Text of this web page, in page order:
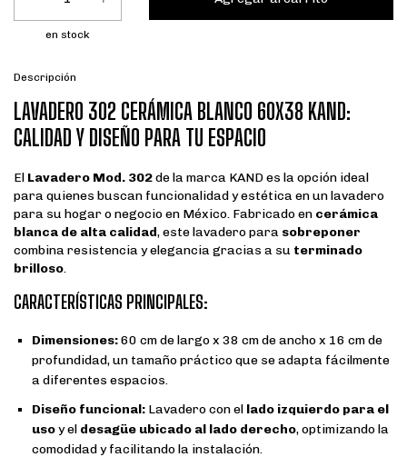
en stock
Descripción
LAVADERO 302 CERÁMICA BLANCO 60X38 KAND:
CALIDAD Y DISEÑO PARA TU ESPACIO
El Lavadero Mod. 302de la marca KAND es la opción ideal
para quienes buscan funcionalidad y estética en un lavadero
para su hogar o negocio en México. Fabricado en cerámica
blanca de alta calidad, este lavadero para sobreponer
combina resistencia y elegancia gracias a su terminado
brilloso.
CARACTERÍSTICAS PRINCIPALES:
Dimensiones:60 cm de largo x 38 cm de ancho x 16 cm de
profundidad, un tamaño práctico que se adapta fácilmente
a diferentes espacios.
Diseño funcional: Lavadero con el lado izquierdo para el
usoy el desagüe ubicado al lado derecho, optimizando la
comodidad y facilitando la instalación.